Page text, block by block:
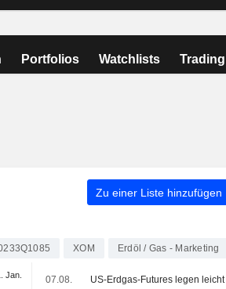
Portfolios Watchlists Trading
Zu einer Liste hinzufügen
XOM Erdöl / Gas - Marketing
Jan. 07.08.